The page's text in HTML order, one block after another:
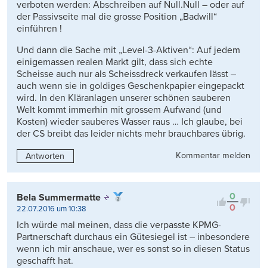
verboten werden: Abschreiben auf Null.Null – oder auf
der Passivseite mal die grosse Position „Badwill“
einführen !
Und dann die Sache mit „Level-3-Aktiven“: Auf jedem
einigemassen realen Markt gilt, dass sich echte
Scheisse auch nur als Scheissdreck verkaufen lässt –
auch wenn sie in goldiges Geschenkpapier eingepackt
wird. In den Kläranlagen unserer schönen sauberen
Welt kommt immerhin mit grossem Aufwand (und
Kosten) wieder sauberes Wasser raus … Ich glaube, bei
der CS breibt das leider nichts mehr brauchbares übrig.
Antworten Kommentar melden
0
0
Bela Summermatte
22.07.2016 um 10:38
Ich würde mal meinen, dass die verpasste KPMG-
Partnerschaft durchaus ein Gütesiegel ist – inbesondere
wenn ich mir anschaue, wer es sonst so in diesen Status
geschafft hat.